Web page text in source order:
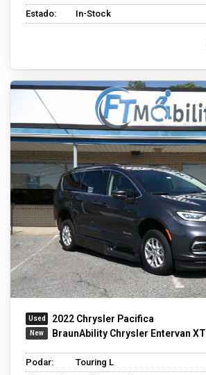
Estado: In-Stock
2022 Chrysler Pacifica
BraunAbility Chrysler Entervan XT
Podar:
Touring L